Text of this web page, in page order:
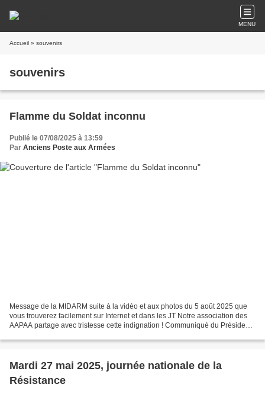
MENU
Accueil » souvenirs
souvenirs
Flamme du Soldat inconnu
Publié le 07/08/2025 à 13:59
Par Anciens Poste aux Armées
Message de la MIDARM suite à la vidéo et aux photos du 5 août 2025 que
vous trouverez facilement sur Internet et dans les JT Notre association des
AAPAA partage avec tristesse cette indignation ! Communiqué du Président
Mardi 27 mai 2025, journée nationale de la
Résistance